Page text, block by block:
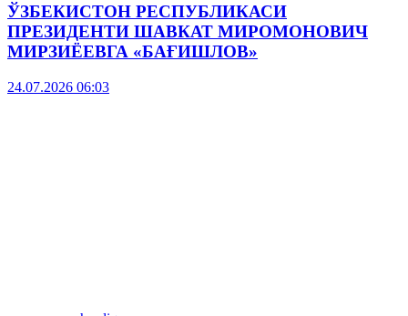
ЎЗБЕКИСТОН РЕСПУБЛИКАСИ
ПРЕЗИДЕНТИ ШАВКАТ МИРОМОНОВИЧ
МИРЗИЁЕВГА «БАҒИШЛОВ»
24.07.2026 06:03